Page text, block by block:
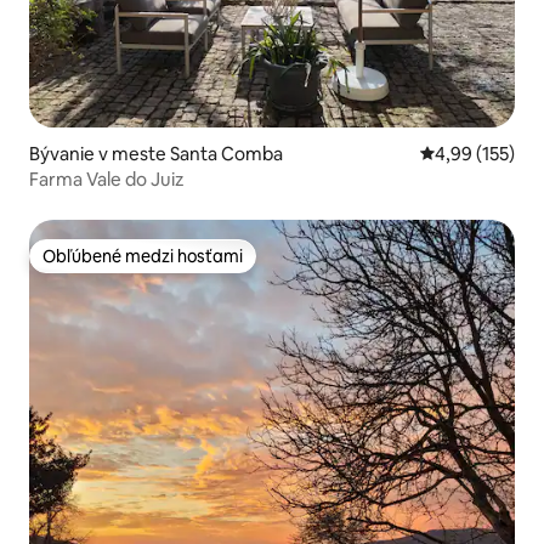
Bývanie v meste Santa Comba Priemerné
4,99 (155)
Farma Vale do Juiz
Obľúbené medzi hosťami
Obľúbené medzi hosťami